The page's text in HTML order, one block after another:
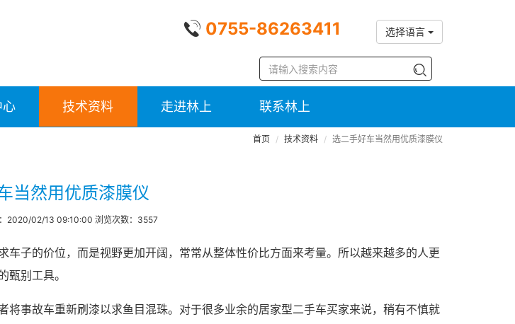
0755-86263411 选择语言
心 技术资料 走进林上 联系林上
首页 技术资料 选二手好车当然用优质漆膜仪
当然用优质漆膜仪
2020/02/13 09:10:00 浏览次数：3557
子的价位，而是视野更加开阔，常常从整体性价比方面来考量。所以越来越多的人更
别工具。
事故车重新刷漆以求鱼目混珠。对于很多业余的居家型二手车买家来说，稍有不慎就